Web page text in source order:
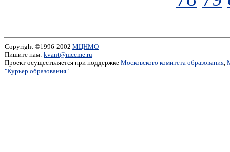
Copyright ©1996-2002 МЦНМО
Пишите нам: kvant@mccme.ru
Проект осуществляется при поддержке Московского комитета образования,
"Курьер образования"